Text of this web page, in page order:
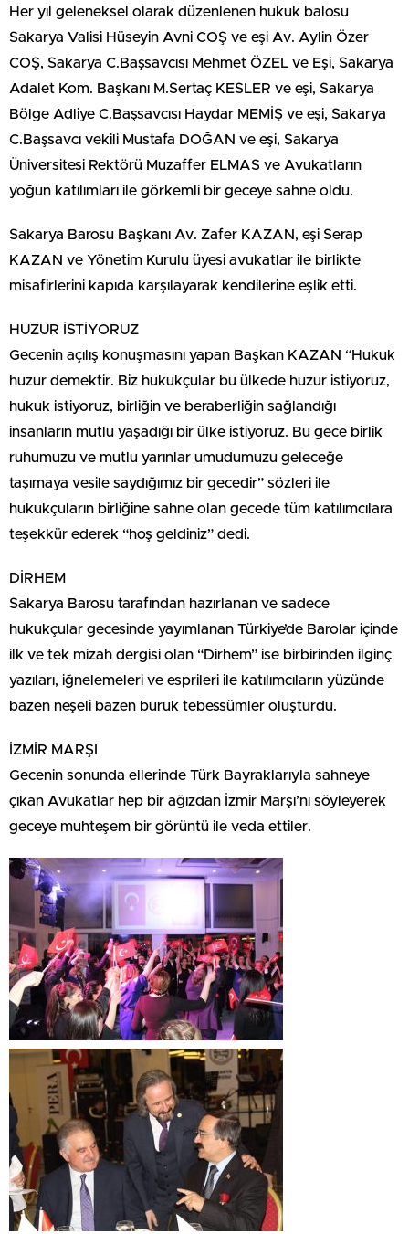
Her yıl geleneksel olarak düzenlenen hukuk balosu
Sakarya Valisi Hüseyin Avni COŞ ve eşi Av. Aylin Özer
COŞ, Sakarya C.Başsavcısı Mehmet ÖZEL ve Eşi, Sakarya
Adalet Kom. Başkanı M.Sertaç KESLER ve eşi, Sakarya
Bölge Adliye C.Başsavcısı Haydar MEMİŞ ve eşi, Sakarya
C.Başsavcı vekili Mustafa DOĞAN ve eşi, Sakarya
Üniversitesi Rektörü Muzaffer ELMAS ve Avukatların
yoğun katılımları ile görkemli bir geceye sahne oldu.
Sakarya Barosu Başkanı Av. Zafer KAZAN, eşi Serap
KAZAN ve Yönetim Kurulu üyesi avukatlar ile birlikte
misafirlerini kapıda karşılayarak kendilerine eşlik etti.
HUZUR İSTİYORUZ
Gecenin açılış konuşmasını yapan Başkan KAZAN “Hukuk
huzur demektir. Biz hukukçular bu ülkede huzur istiyoruz,
hukuk istiyoruz, birliğin ve beraberliğin sağlandığı
insanların mutlu yaşadığı bir ülke istiyoruz. Bu gece birlik
ruhumuzu ve mutlu yarınlar umudumuzu geleceğe
taşımaya vesile saydığımız bir gecedir” sözleri ile
hukukçuların birliğine sahne olan gecede tüm katılımcılara
teşekkür ederek “hoş geldiniz” dedi.
DİRHEM
Sakarya Barosu tarafından hazırlanan ve sadece
hukukçular gecesinde yayımlanan Türkiye’de Barolar içinde
ilk ve tek mizah dergisi olan “Dirhem” ise birbirinden ilginç
yazıları, iğnelemeleri ve esprileri ile katılımcıların yüzünde
bazen neşeli bazen buruk tebessümler oluşturdu.
İZMİR MARŞI
Gecenin sonunda ellerinde Türk Bayraklarıyla sahneye
çıkan Avukatlar hep bir ağızdan İzmir Marşı’nı söyleyerek
geceye muhteşem bir görüntü ile veda ettiler.